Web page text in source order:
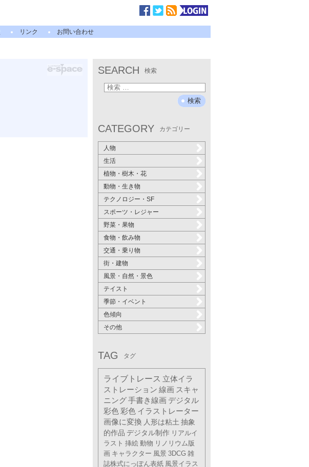
リンク お問い合わせ
SEARCH 検索
CATEGORY カテゴリー
人物
生活
植物・樹木・花
動物・生き物
テクノロジー・SF
スポーツ・レジャー
野菜・果物
食物・飲み物
交通・乗り物
街・建物
風景・自然・景色
テイスト
季節・イベント
色傾向
その他
TAG タグ
ライブトレース 立体イラ
ストレーション 線画 スキャ
ニング手書き線画 デジタル
彩色彩色 イラストレーター
画像に変換 人形は粘土 抽象
的作品 デジタル制作 リアルイ
ラスト 挿絵 動物 リノリウム版
画 キャラクター 風景 3DCG 雑
誌株式にっぽん表紙 風景イラス